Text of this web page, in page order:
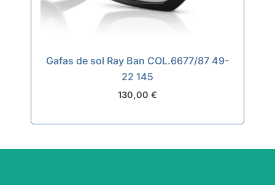
Gafas de sol Ray Ban COL.6677/87 49-
22 145
130,00 €